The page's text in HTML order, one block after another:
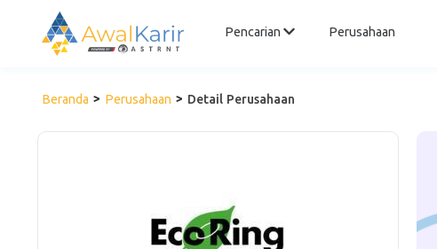
Pencarian Perusahaan
Beranda Perusahaan Detail Perusahaan